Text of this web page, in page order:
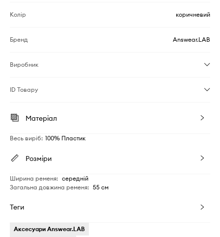
Колір коричневий
Бренд Answear.LAB
Виробник
ID Товару
Матеріал
Весь виріб: 100% Пластик
Розміри
Ширина ременя: середній
Загальна довжина ременя: 55 см
Теги
Аксесуари Answear.LAB